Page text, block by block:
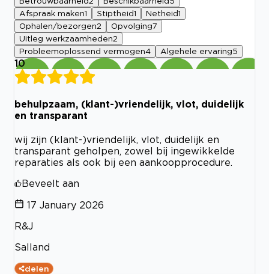
Afspraak maken1 Stiptheid1 Netheid1
Ophalen/bezorgen2 Opvolging7
Uitleg werkzaamheden2
Probleemoplossend vermogen4 Algehele ervaring5
10
behulpzaam, (klant-)vriendelijk, vlot, duidelijk
en transparant
wij zijn (klant-)vriendelijk, vlot, duidelijk en
transparant geholpen, zowel bij ingewikkelde
reparaties als ook bij een aankoopprocedure.
Beveelt aan
17 January 2026
R&J
Salland
delen